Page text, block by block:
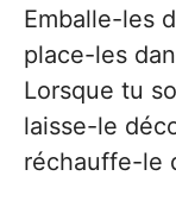
Emballe-les
place-les
Lorsque tu
laisse-le
réchauffe-le